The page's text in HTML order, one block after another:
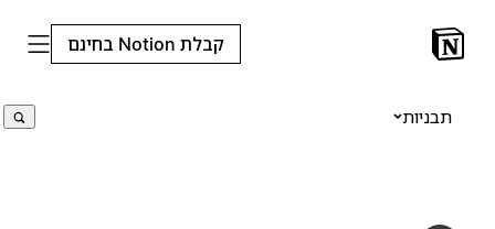
קבלת Notion בחינם
תבניות